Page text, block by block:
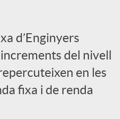
d’Enginyers
del nivell
en les
fixa i de renda